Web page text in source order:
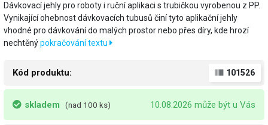
Dávkovací jehly pro roboty i ruční aplikaci s trubičkou vyrobenou z PP.
Vynikající ohebnost dávkovacích tubusů činí tyto aplikační jehly
vhodné pro dávkování do malých prostor nebo přes díry, kde hrozí
nechtěnýpokračování textu
Kód produktu: 101526
skladem (nad 100 ks) 10.08.2026 může být u Vás